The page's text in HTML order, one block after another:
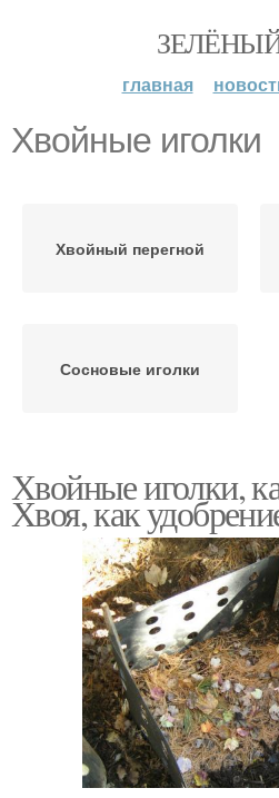
главная
Хвойные иголки
Хвойный перегной
Сосновые иголки
Хвойные иголки,
Хвоя, как